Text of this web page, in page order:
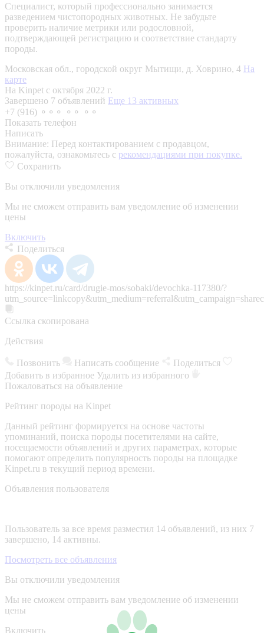
Специалист, который профессионально занимается
разведением чистопородных животных. Не забудьте
проверить наличие метрики или родословной,
подтверждающей регистрацию и соответствие стандарту
породы.
Московская обл., городской округ Мытищи, д. Ховрино, 4 На
карте
На Kinpet c октября 2022 г.
Завершено 7 объявлений Еще 13 активных
+7 (916) ⚬⚬⚬ ⚬⚬ ⚬⚬
Показать телефон
Написать
Внимание: Перед контактированием с продавцом,
пожалуйста, ознакомьтесь с рекомендациями при покупке.
Сохранить
Вы отключили уведомления
Мы не сможем отправить вам уведомление об изменении
цены
Включить
Поделиться
https://kinpet.ru/card/drugie-mos/sobaki/devochka-117380/?
Ссылка скопирована
Действия
Позвонить Написать сообщение
Поделиться
Добавить в избранное Удалить из избранного
Пожаловаться на объявление
Рейтинг породы на Kinpet
Данный рейтинг формируется на основе частоты
упоминаний, поиска породы посетителями на сайте,
посещаемости объявлений и других параметрах, которые
помогают определить популярность породы на площадке
Kinpet.ru в текущий период времени.
Объявления пользователя
Пользователь за все время разместил 14 объявлений, из них 7
завершено, 14 активны.
Посмотреть все объявления
Вы отключили уведомления
Мы не сможем отправить вам уведомление об изменении
цены
Включить